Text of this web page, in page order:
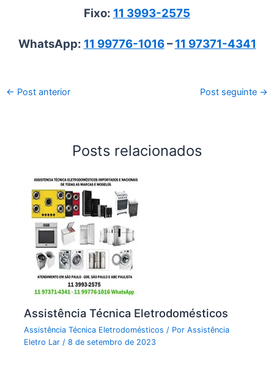
Fixo: 11 3993-2575
WhatsApp: 11 99776-1016–11 97371-4341
← Post anterior Post seguinte →
Posts relacionados
Assistência Técnica Eletrodomésticos
Assistência Técnica Eletrodomésticos / PorAssistência
Eletro Lar /8 de setembro de 2023